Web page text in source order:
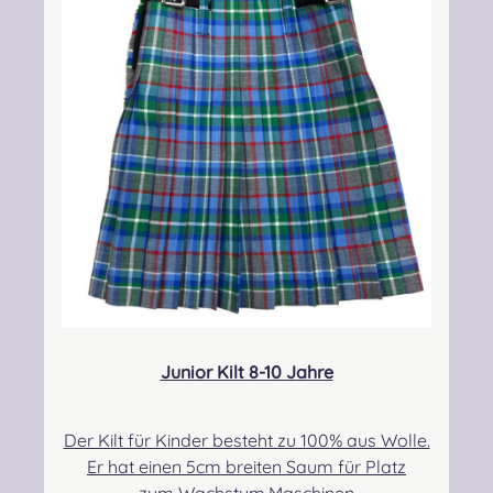
info@strathmorewoollen.co.uk Verantwortlic
he Person: Nieswiec & Zeh Easy Piping &
Drumming Gbr, Gabelsbergerstraße 27,
32425 Minden Kontakt:
kontakt@easypipinganddrumming.com
Junior Kilt 8-10 Jahre
Der Kilt für Kinder besteht zu 100% aus Wolle.
Er hat einen 5cm breiten Saum für Platz